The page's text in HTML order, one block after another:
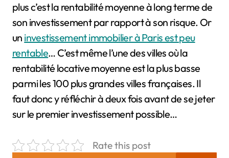
plus c’est la rentabilité moyenne à long terme de
son investissement par rapport à son risque. Or
un investissement immobilier à Paris est peu
rentable… C’est même l’une des villes où la
rentabilité locative moyenne est la plus basse
parmi les 100 plus grandes villes françaises. Il
faut donc y réfléchir à deux fois avant de se jeter
sur le premier investissement possible…
Rate this post